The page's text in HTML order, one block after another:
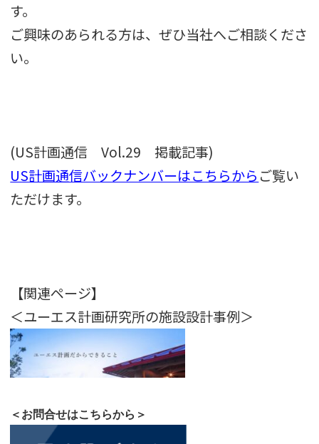
す。
ご興味のあられる方は、ぜひ当社へご相談くださ
い。
(US計画通信 Vol.29 掲載記事)
US計画通信バックナンバーはこちらから ご覧い
ただけます。
【関連ページ】
＜ユーエス計画研究所の施設設計事例＞
＜お問合せはこちらから＞